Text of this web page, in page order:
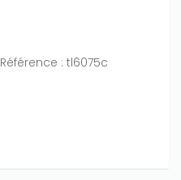
Référence : tl6075c